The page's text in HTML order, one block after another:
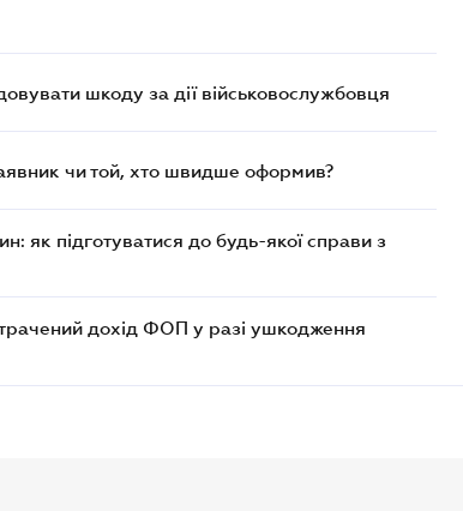
шкоду за дії військовослужбовця
чи той, хто швидше оформив?
як підготуватися до будь-якої справи з
дохід ФОП у разі ушкодження